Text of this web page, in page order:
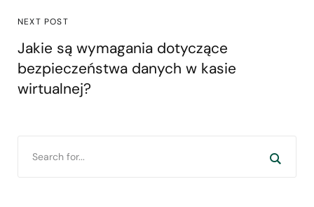
NEXT POST
Jakie są wymagania dotyczące
bezpieczeństwa danych w kasie
wirtualnej?